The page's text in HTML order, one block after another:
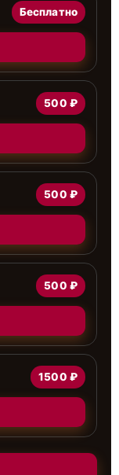
Бесплатно
500 ₽
500 ₽
500 ₽
1500 ₽